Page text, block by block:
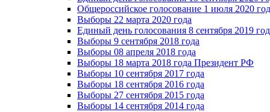
Общероссийское голосование 1 июля 2020
Выборы 22 марта 2020 года
Единый день голосования 8 сентября 2019
Выборы 9 сентября 2018 года
Выборы 08 апреля 2018 года
Выборы 18 марта 2018 года Президент РФ
Выборы 10 сентября 2017 года
Выборы 18 сентября 2016 года
Выборы 27 сентября 2015 года
Выборы 14 сентября 2014 года